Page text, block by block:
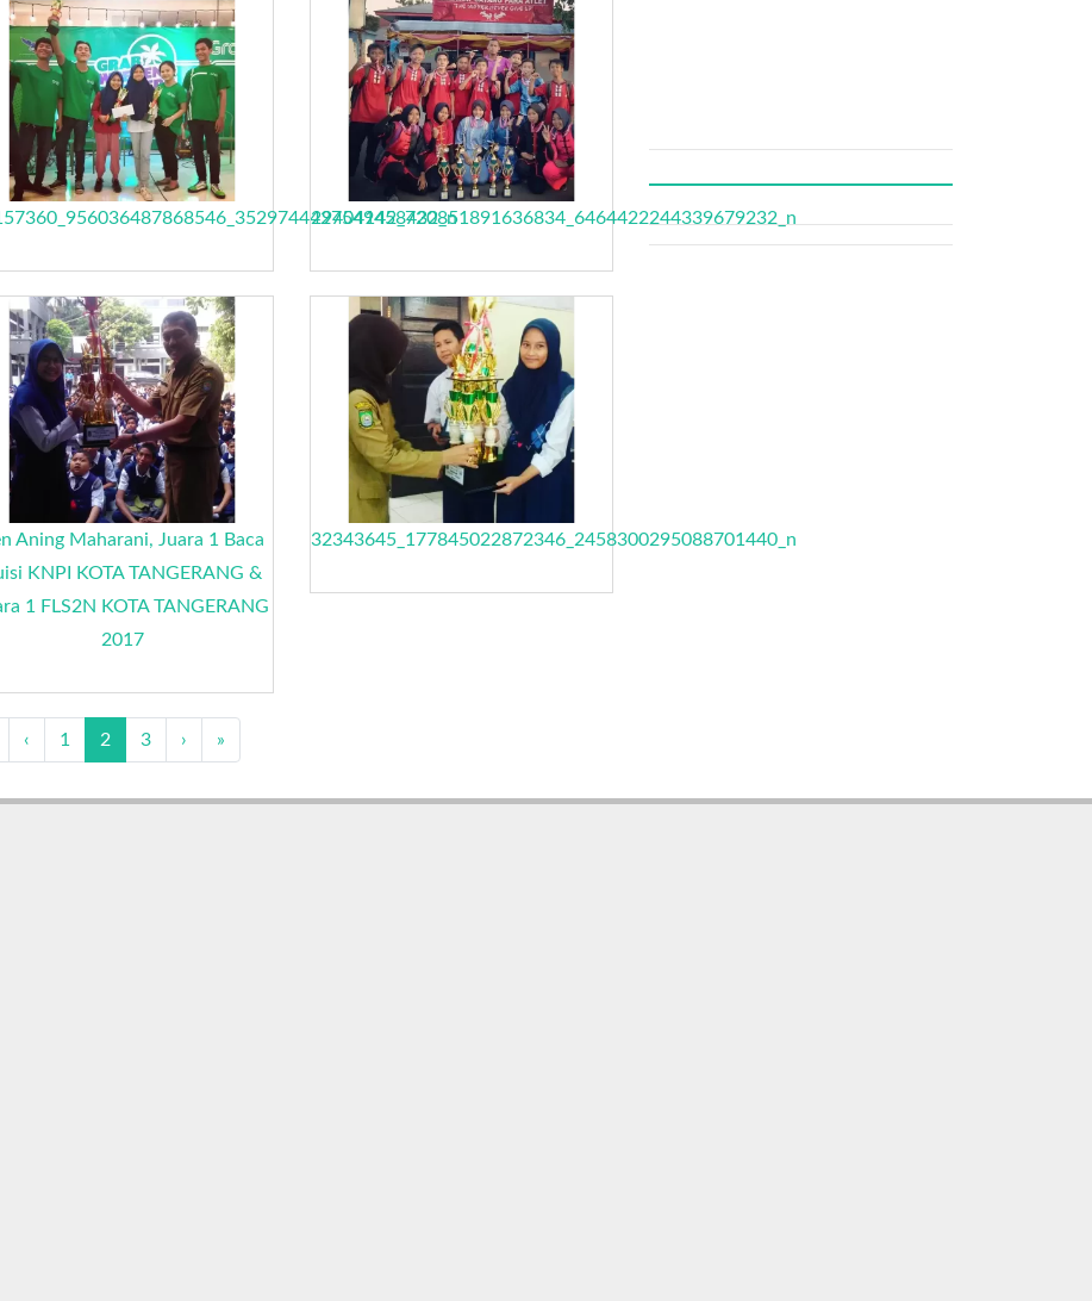
29404142_720851891636834_6464422244339679232_n
Aning Maharani, Juara 1 Baca
KNPI KOTA TANGERANG &
1 FLS2N KOTA TANGERANG
2017
32343645_177845022872346_2458300295088701440_n
‹ 1 2 3 › »